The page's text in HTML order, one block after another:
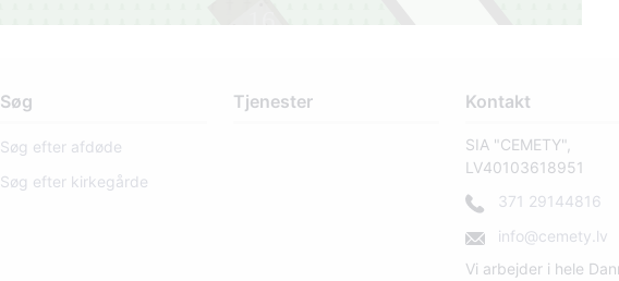
16
1
Søg
Søg efter afdøde
Søg efter kirkegårde
Tjenester Kontakt
SIA "CEMETY",
LV40103618951
371 29144816
info@cemety.lv
Vi arbejder i hele